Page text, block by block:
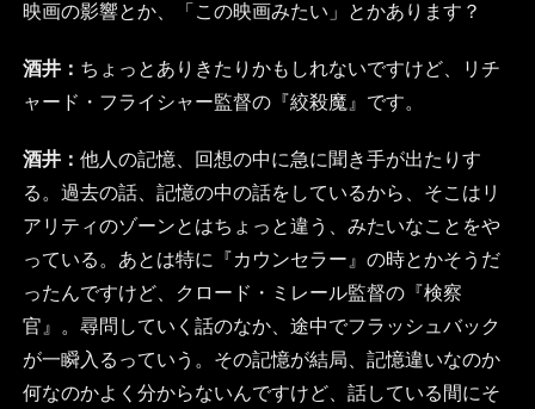
映画の影響とか、「この映画みたい」とかあります？
酒井： ちょっとありきたりかもしれないですけど、リチ
ャード・フライシャー監督の『絞殺魔』です。
酒井： 他人の記憶、回想の中に急に聞き手が出たりす
る。過去の話、記憶の中の話をしているから、そこはリ
アリティのゾーンとはちょっと違う、みたいなことをや
っている。あとは特に『カウンセラー』の時とかそうだ
ったんですけど、クロード・ミレール監督の『検察
官』。尋問していく話のなか、途中でフラッシュバック
が一瞬入るっていう。その記憶が結局、記憶違いなのか
何なのかよく分からないんですけど、話している間にそ